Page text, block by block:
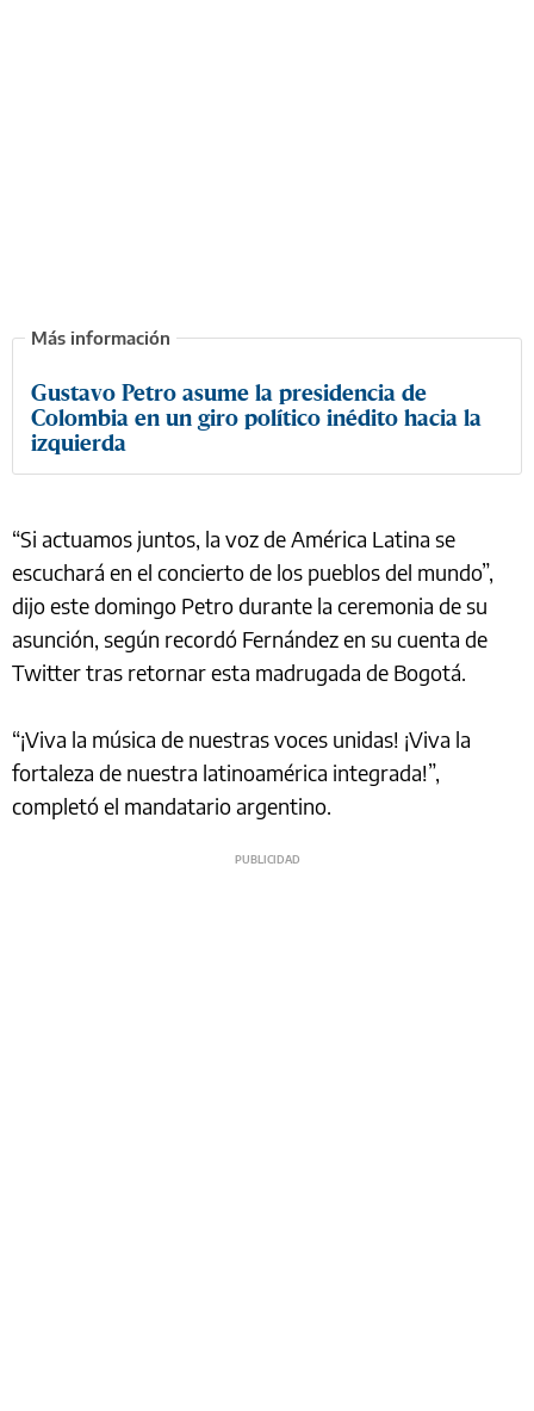
Gustavo Petro asume la presidencia de
Colombia en un giro político inédito hacia la
izquierda
“Si actuamos juntos, la voz de América Latina se
escuchará en el concierto de los pueblos del mundo”,
dijo este domingo Petro durante la ceremonia de su
asunción, según recordó Fernández en su cuenta de
Twitter tras retornar esta madrugada de Bogotá.
“¡Viva la música de nuestras voces unidas! ¡Viva la
fortaleza de nuestra latinoamérica integrada!”,
completó el mandatario argentino.